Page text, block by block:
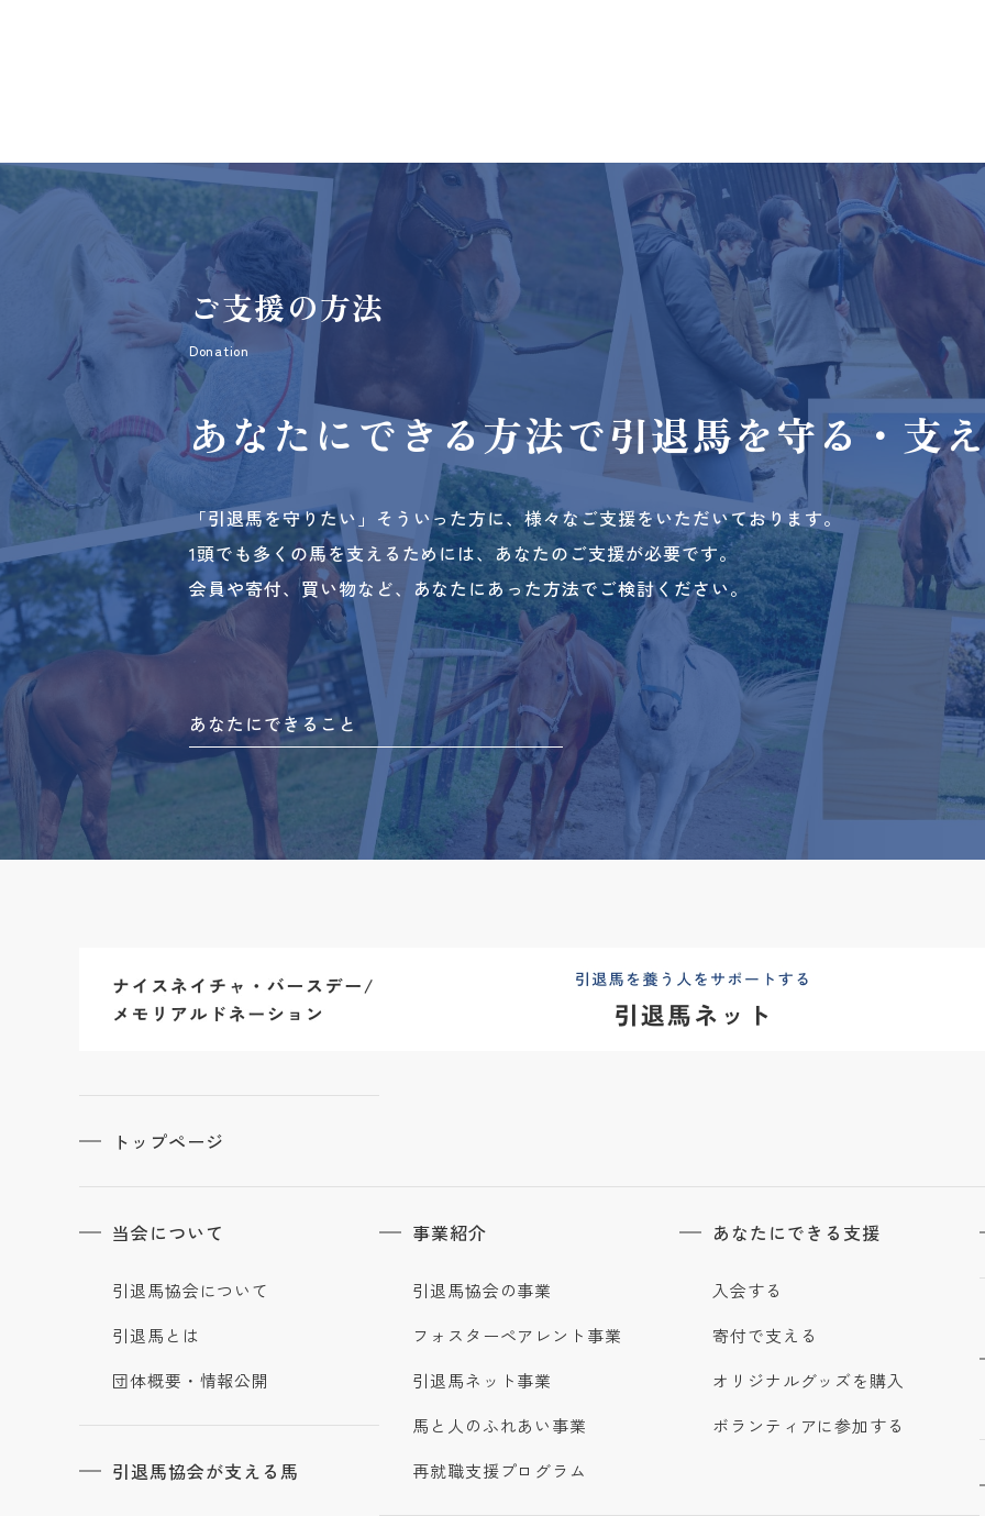
ご支援の方法
Donation
あなたにできる方法で引退馬を守る・支
「引退馬を守りたい」そういった方に、様々なご支援をいただいております。
1頭でも多くの馬を支えるためには、あなたのご支援が必要です。
会員や寄付、買い物など、あなたにあった方法でご検討ください。
あなたにできること
トップページ
当会について
引退馬協会について
引退馬とは
団体概要・情報公開
引退馬協会が支える馬
事業紹介
引退馬協会の事業
フォスターペアレント事業
引退馬ネット事業
馬と人のふれあい事業
再就職支援プログラム
あなたにできる支援
入会する
寄付で支える
オリジナルグッズを購入
ボランティアに参加する